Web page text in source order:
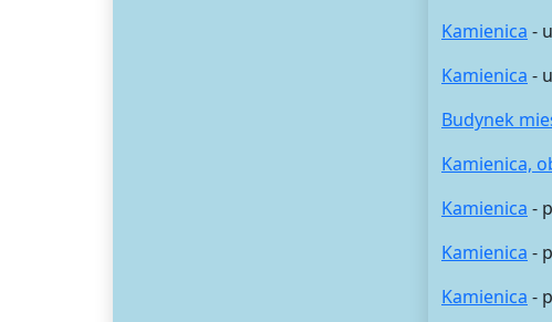
Kamienica -
Kamienica -
Budynek
Kamienica,
Kamienica -
Kamienica -
Kamienica -